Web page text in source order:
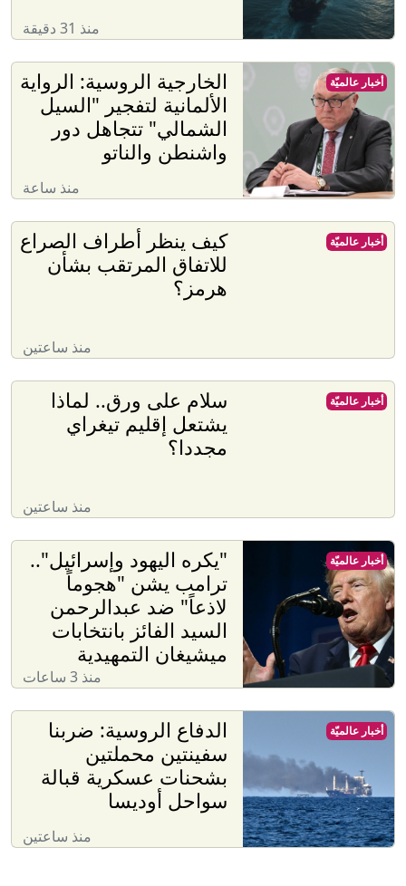
منذ 31 دقيقة
الخارجية الروسية: الرواية
الألمانية لتفجير "السيل
الشمالي" تتجاهل دور
واشنطن والناتو
منذ ساعة
أخبار عالميّة
كيف ينظر أطراف الصراع
للاتفاق المرتقب بشأن
هرمز؟
منذ ساعتين
أخبار عالميّة
سلام على ورق.. لماذا
يشتعل إقليم تيغراي
مجددا؟
منذ ساعتين
أخبار عالميّة
"يكره اليهود وإسرائيل"..
ترامب يشن "هجوماً
لاذعاً" ضد عبدالرحمن
السيد الفائز بانتخابات
ميشيغان التمهيدية
منذ 3 ساعات
أخبار عالميّة
الدفاع الروسية: ضربنا
سفينتين محملتين
بشحنات عسكرية قبالة
سواحل أوديسا
منذ ساعتين
أخبار عالميّة